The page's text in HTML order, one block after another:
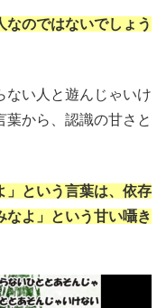
なのではないでしょう
ない人と遊んじゃいけ
葉から、認識の甘さと
」という言葉は、依存
なよ」という甘い囁き